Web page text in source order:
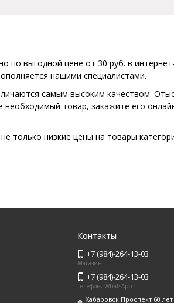
по выгодной цене от 30 руб. в
нашими специалистами.
самым высоким качеством.
товар, закажите его
только низкие цены на товары
Контакты
+7 (984)-264-13-03
Магазин
+7 (984)-264-13-03
Телефон, WhatsApp
Хабаровск Проспект 60